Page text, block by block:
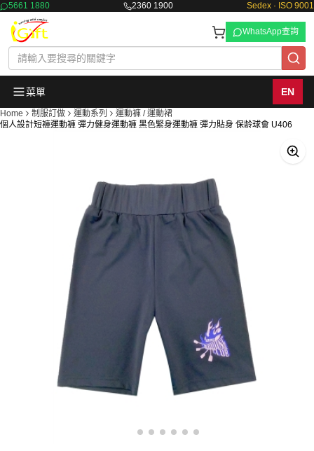
5661 1880 2360 1900 Sedex · ISO 9001
WhatsApp查詢
菜單 EN
Home 制服訂做 運動系列
運動褲 / 運動裙
個人設計短褲運動褲 彈力健身運動褲 黑色緊身運動褲 彈力貼身 保龄球會 U406